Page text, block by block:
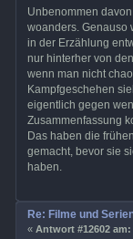
Unbenommen
woanders. Genauso
in der Erzählung
nur hinterher von
wenn man nicht
Kampfgeschehen
eigentlich gegen
Zusammenfassung
Das haben die
gemacht, bevor sie
haben.
Re: Filme und
« Antwort #12602 am: